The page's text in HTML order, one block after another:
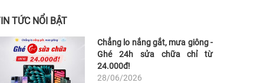
TỨC NỔI BẬT
Chẳng lo nắng gắt, mưa giông -
Ghé 24h sửa chữa chỉ từ
24.000đ!
28/06/2026